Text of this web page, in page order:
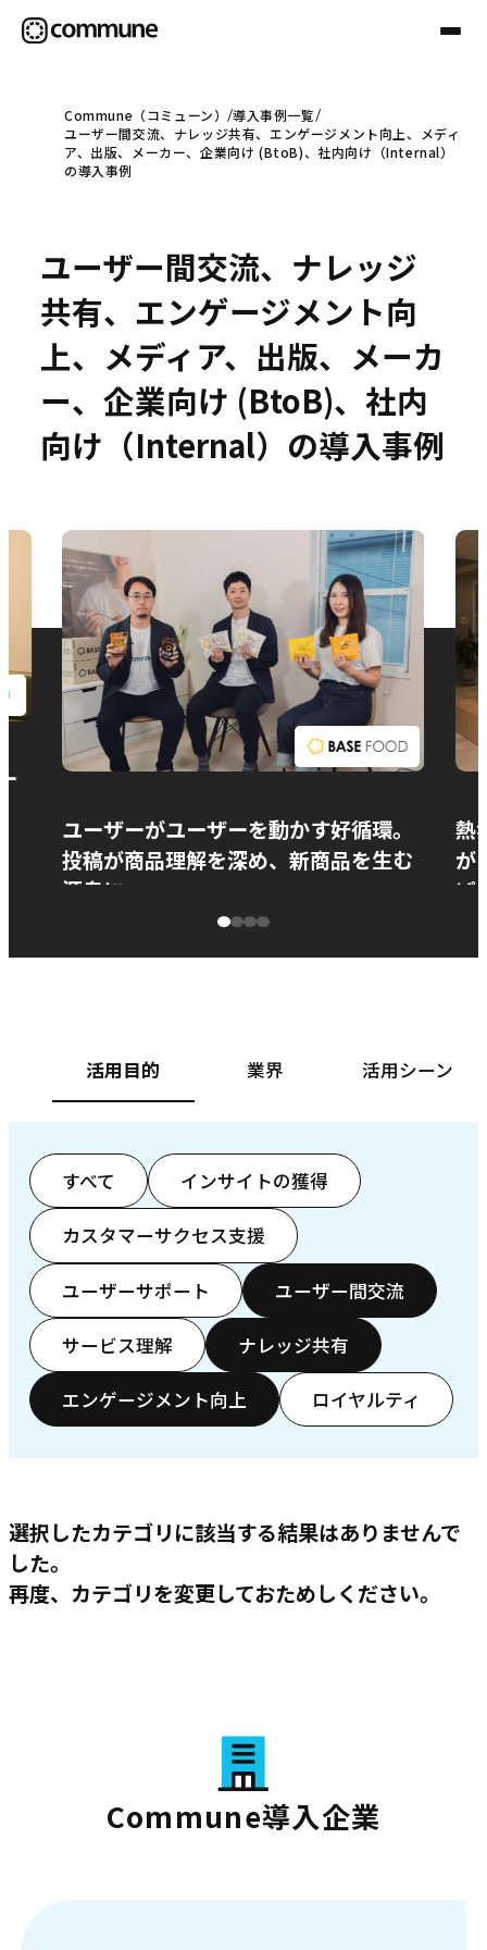
Communeについて
事例
セミナー
お役立ち情報
お問い合わせ
Commune（コミューン）
導入事例一覧
ユーザー間交流、ナレッジ共有、エンゲージメント向上、メディ
ア、出版、メーカー、企業向け (BtoB)、社内向け（Internal）
の導入事例
ユーザー間交流、ナレッジ
共有、エンゲージメント向
上、メディア、出版、メーカ
ー、企業向け (BtoB)、社内
向け（Internal）の導入事例
ユーザーがユーザーを動かす好循環。
投稿が商品理解を深め、新商品を生む
源泉に
熱
が
ぱ
活用目的 業界 活用シーン
すべて インサイトの獲得
カスタマーサクセス支援
ユーザーサポート ユーザー間交流
サービス理解 ナレッジ共有
エンゲージメント向上 ロイヤルティ
選択したカテゴリに該当する結果はありませんで
した。
再度、カテゴリを変更しておためしください。
Commune導入企業